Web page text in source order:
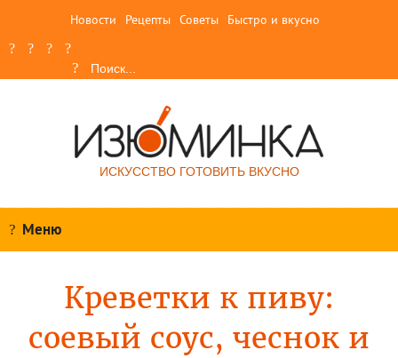
Новости Рецепты Советы Быстро и вкусно
ИСКУССТВО ГОТОВИТЬ ВКУСНО
Меню
Креветки к пиву:
соевый соус, чеснок и